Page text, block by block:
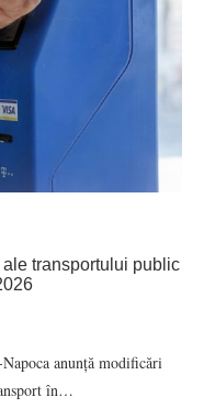
transportului public
anunță modificări
în…